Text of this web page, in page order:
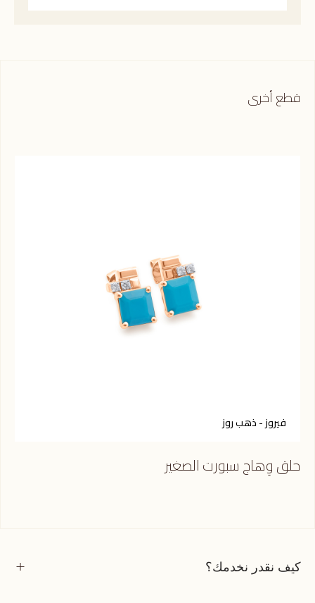
قطع أخرى
فيروز - ذهب روز
حلق وِهاج سبورت الصغير
كيف نقدر نخدمك؟